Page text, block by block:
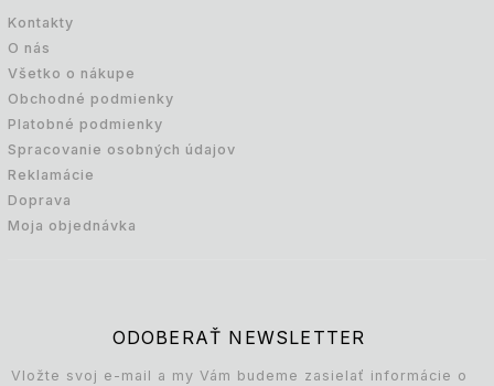
Kontakty
O nás
Všetko o nákupe
Obchodné podmienky
Platobné podmienky
Spracovanie osobných údajov
Reklamácie
Doprava
Moja objednávka
ODOBERAŤ NEWSLETTER
Vložte svoj e-mail a my Vám budeme zasielať informácie o